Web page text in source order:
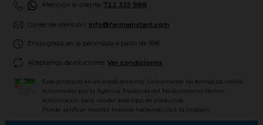
Atención al cliente: 722 335 988
Correo de atención: info@farmainstant.com
Envío gratis en la península a partir de 59€
Aceptamos devoluciones. Ver condiciones
Este producto es un medicamento. Únicamente las farmacias online
autorizadas por la Agencia Española del Medicamento tienen
autorización para vender este tipo de productos.
Puede verificar nuestra licencia haciendo click la imágen.